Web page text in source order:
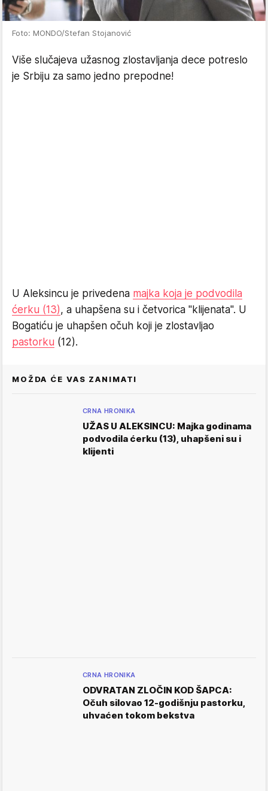
Foto: MONDO/Stefan Stojanović
Više slučajeva užasnog zlostavljanja dece potreslo
je Srbiju za samo jedno prepodne!
U Aleksincu je privedena majka koja je podvodila
ćerku (13), a uhapšena su i četvorica "klijenata". U
Bogatiću je uhapšen očuh koji je zlostavljao
pastorku (12).
MOŽDA ĆE VAS ZANIMATI
CRNA HRONIKA
UŽAS U ALEKSINCU: Majka godinama
podvodila ćerku (13), uhapšeni su i
klijenti
CRNA HRONIKA
ODVRATAN ZLOČIN KOD ŠAPCA:
Očuh silovao 12-godišnju pastorku,
uhvaćen tokom bekstva